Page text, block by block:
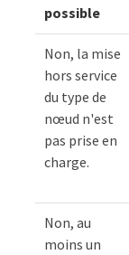
possible
Non, la mise
hors service
du type de
nœud n'est
pas prise en
charge.
Non, au
moins un